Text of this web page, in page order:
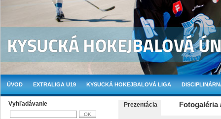
ÚVOD EXTRALIGA U19 KYSUCKÁ HOKEJBALOVÁ LIGA
Vyhľadávanie Prezentácia Fotogaléria